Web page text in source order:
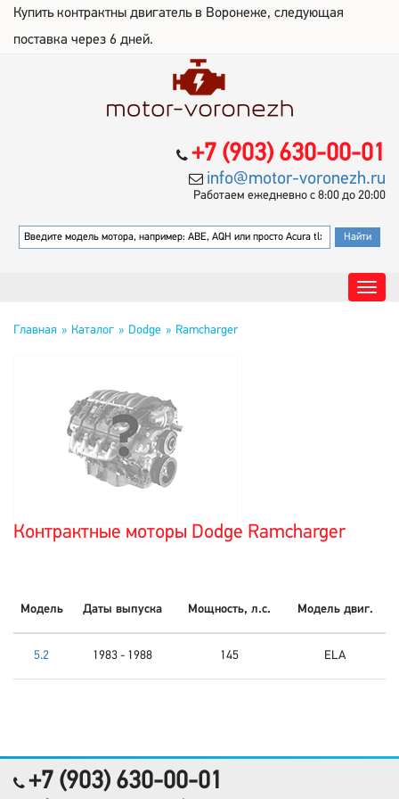
Купить контрактны двигатель в Воронеже, следующая
поставка через 6 дней.
+7 (903) 630-00-01
info@motor-voronezh.ru
Работаем ежедневно с 8:00 до 20:00
Главная Каталог Dodge Ramcharger
Контрактные моторы Dodge Ramcharger
Модель Даты выпуска Мощность, л.с. Модель двиг.
5.2 1983 - 1988 145 ELA
+7 (903) 630-00-01